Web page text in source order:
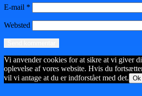
E-mail *
Websted
Vi anvender cookies for at sikre at vi giver
oplevelse af vores website. Hvis du
vil vi antage at du er indforstået med det. Ok